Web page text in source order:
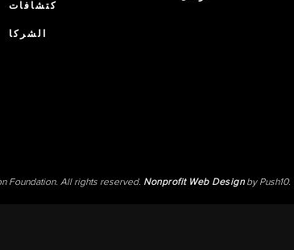
كتشافات
الشركا
Foundation. All rights reserved. Nonprofit Web Designby Push10.